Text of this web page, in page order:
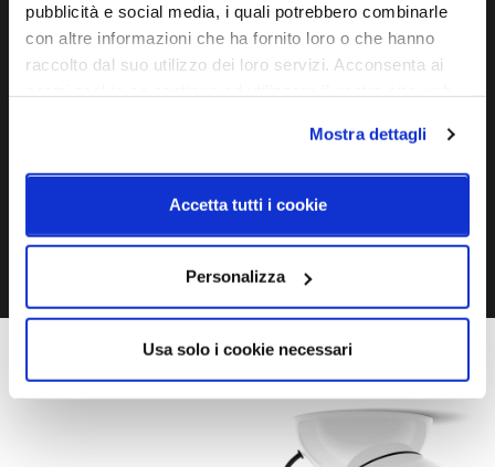
pubblicità e social media, i quali potrebbero combinarle
con altre informazioni che ha fornito loro o che hanno
raccolto dal suo utilizzo dei loro servizi. Acconsenta ai
Mostra dettagli
Accetta tutti i cookie
Personalizza
Usa solo i cookie necessari
Ti servono maggiori informazioni?
Contattaci via Chat, via telefono allo + 39 039 9909099 oppure